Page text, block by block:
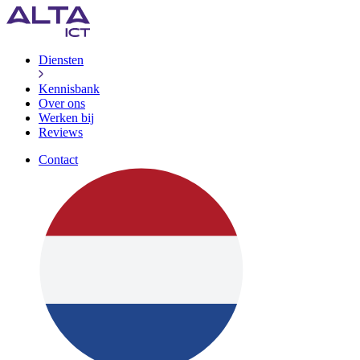
Diensten
Kennisbank
Over ons
Werken bij
Reviews
Contact